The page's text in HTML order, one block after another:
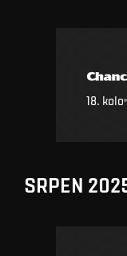
18. kolo
SRPEN